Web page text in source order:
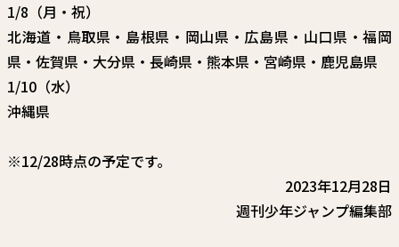
雑誌
定期購読
イチオシ情報
漫画賞
1/8（月・祝）
北海道・鳥取県・島根県・岡山県・広島県・山口県・福岡
県・佐賀県・大分県・長崎県・熊本県・宮崎県・鹿児島県
1/10（水）
沖縄県
※12/28時点の予定です。
2023年12月28日
週刊少年ジャンプ編集部